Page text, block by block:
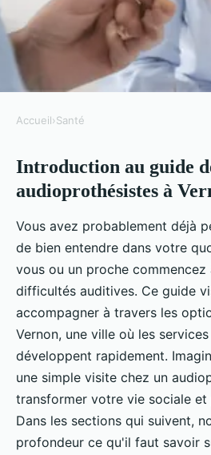
Guide des
vernon :
Clément•2 juillet 2025•9 min de
Accueil›Santé
Introduction au guide
audioprothésistes à
Vous avez probablement déjà
de bien entendre dans votre
vous ou un proche commencez
difficultés auditives. Ce guide
accompagner à travers les
Vernon, une ville où les
développent rapidement.
une simple visite chez un
transformer votre vie sociale et
Dans les sections qui suivent,
profondeur ce qu'il faut savoir